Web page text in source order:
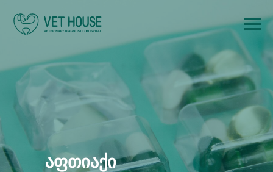
აფთიაქი